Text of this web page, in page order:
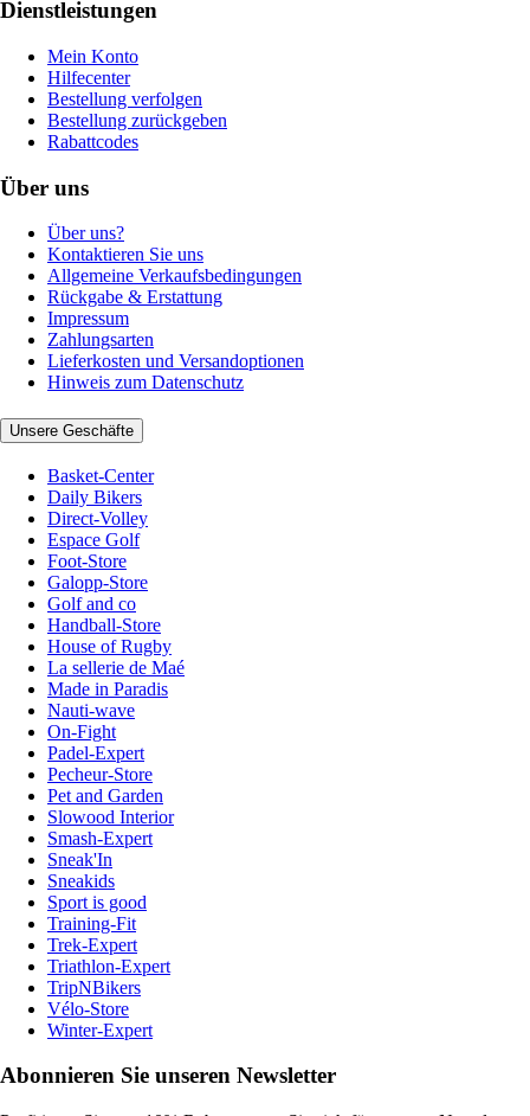
Dienstleistungen
Mein Konto
Hilfecenter
Bestellung verfolgen
Bestellung zurückgeben
Rabattcodes
Über uns
Über uns?
Kontaktieren Sie uns
Allgemeine Verkaufsbedingungen
Rückgabe & Erstattung
Impressum
Zahlungsarten
Lieferkosten und Versandoptionen
Hinweis zum Datenschutz
Unsere Geschäfte
Basket-Center
Daily Bikers
Direct-Volley
Espace Golf
Foot-Store
Galopp-Store
Golf and co
Handball-Store
House of Rugby
La sellerie de Maé
Made in Paradis
Nauti-wave
On-Fight
Padel-Expert
Pecheur-Store
Pet and Garden
Slowood Interior
Smash-Expert
Sneak'In
Sneakids
Sport is good
Training-Fit
Trek-Expert
Triathlon-Expert
TripNBikers
Vélo-Store
Winter-Expert
Abonnieren Sie unseren Newsletter